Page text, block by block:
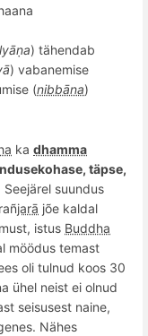
) tähendab
) vabanemise
(nibbāna)
ka dhamma
täpse,
Seejärel suundus
ñjarā jõe kaldal
istus Buddha
möödus temast
oli tulnud koos 30
ühel neist ei olnud
seisusest naine,
Nähes